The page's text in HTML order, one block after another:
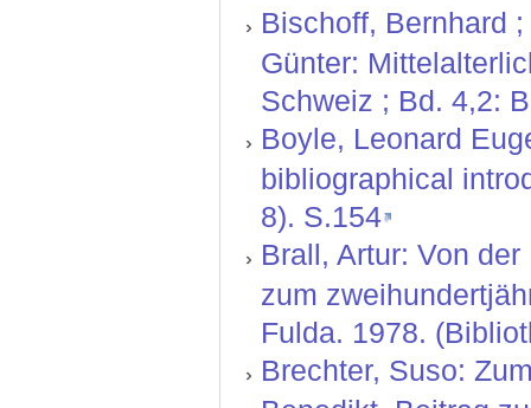
Bischoff, Bernhard
Günter:
Schweiz ; Bd. 4,2:
Boyle, Leonard
bibliographical
8). S.154
Brall, Artur: Von
zum
Fulda. 1978.
Brechter, Suso: